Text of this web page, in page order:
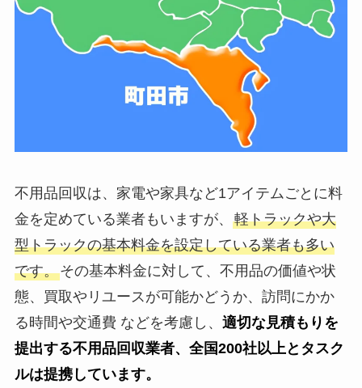
不用品回収は、家電や家具など1アイテムごとに料
金を定めている業者もいますが、 軽トラックや大
型トラックの基本料金を設定している業者も多い
です。その基本料金に対して、不用品の価値や状
態、買取やリユースが可能かどうか、訪問にかか
る時間や交通費 などを考慮し、 適切な見積もりを
提出する不用品回収業者、全国200社以上とタスク
ルは提携しています。